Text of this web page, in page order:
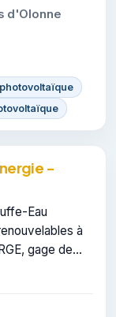
d'Olonne
-
Eau
à
gage de